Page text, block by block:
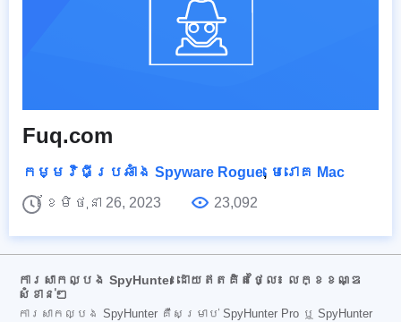
Fuq.com
កម្មវិធីប្រឆាំង Spyware Rogue, មេរោគ Mac
ខែមិថុនា 26, 2023
23,092
ការសាកល្បង SpyHunter ដោយឥតគិតថ្លៃ៖ លក្ខខណ្ឌ
សំខាន់ៗ
ការសាកល្បង SpyHunter គឺសម្រាប់ SpyHunter Pro ឬ SpyHunter